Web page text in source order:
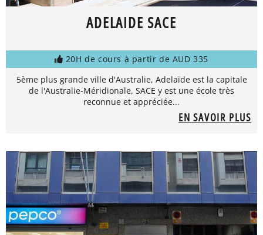
ADELAIDE SACE
20H de cours à partir de AUD 335
5ème plus grande ville d'Australie, Adelaïde est la capitale
de l'Australie-Méridionale, SACE y est une école très
reconnue et appréciée...
EN SAVOIR PLUS